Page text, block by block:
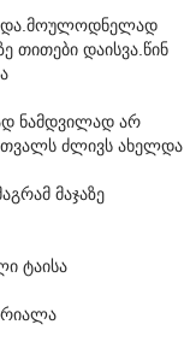
თითები დაისვა.წინ
ნამდვილად არ
თვალს ძლივს ახელდა
მაჯაზე
ტაისა